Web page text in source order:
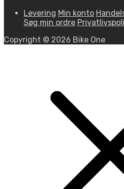
Levering Min konto
Søg min ordre
Copyright © 2026 Bike One